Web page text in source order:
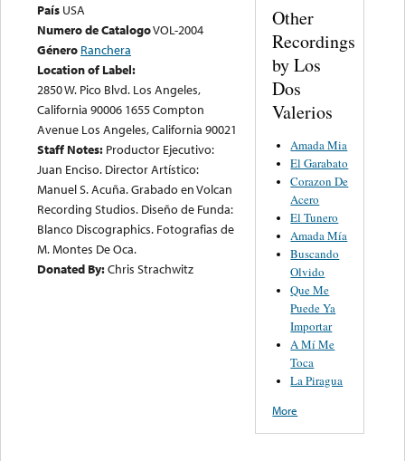
País USA
Numero de CatalogoVOL-2004
Género Ranchera
Location of Label:
2850 W. Pico Blvd. Los Angeles,
California 90006 1655 Compton
Avenue Los Angeles, California 90021
Staff Notes: Productor Ejecutivo:
Juan Enciso. Director Artístico:
Manuel S. Acuña. Grabado en Volcan
Recording Studios. Diseño de Funda:
Blanco Discographics. Fotografias de
M. Montes De Oca.
Donated By:Chris Strachwitz
Other
Recordings
by Los
Dos
Valerios
Amada Mia
El Garabato
Corazon De
Acero
El Tunero
Amada Mía
Buscando
Olvido
Que Me
Puede Ya
Importar
A Mí Me
Toca
La Piragua
More